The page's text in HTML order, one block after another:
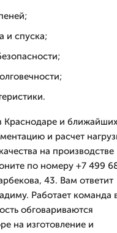
и спуска;
Краснодаре и ближайших
и расчет
на производстве
по номеру +7 499
43. Вам ответит
Работает команда
обговариваются
на изготовление и